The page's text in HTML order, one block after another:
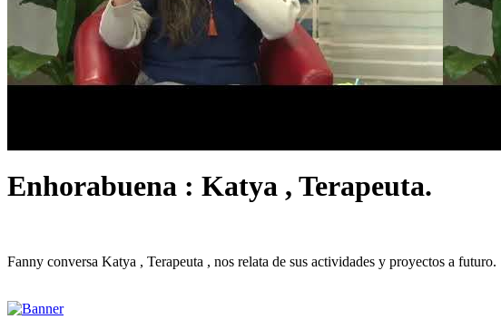
Enhorabuena : Katya , Terapeuta.
Fanny conversa Katya , Terapeuta , nos relata de sus actividades y proyectos a futuro.